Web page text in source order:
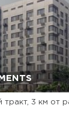
Да, удалить Отмена